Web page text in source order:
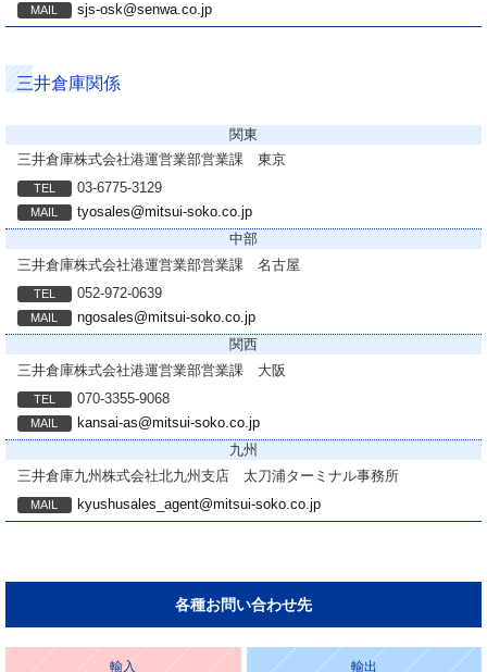
sjs-osk@senwa.co.jp
三井倉庫関係
関東
三井倉庫株式会社港運営業部営業課 東京
03-6775-3129
tyosales@mitsui-soko.co.jp
中部
三井倉庫株式会社港運営業部営業課 名古屋
052-972-0639
ngosales@mitsui-soko.co.jp
関西
三井倉庫株式会社港運営業部営業課 大阪
070-3355-9068
kansai-as@mitsui-soko.co.jp
九州
三井倉庫九州株式会社北九州支店 太刀浦ターミナル事務所
kyushusales_agent@mitsui-soko.co.jp
各種お問い合わせ先
輸入 輸出